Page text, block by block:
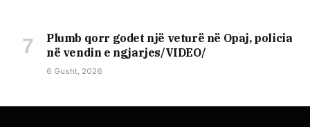
Plumb qorr godet një veturë në Opaj, policia
në vendin e ngjarjes/VIDEO/
6 Gusht, 2026